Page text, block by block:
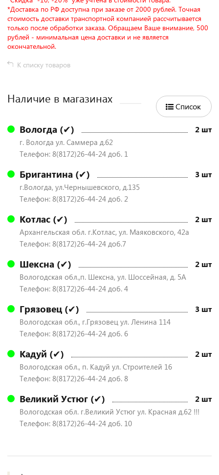
*Доставка по РФ доступна при заказе от 2000 рублей. Точная
стоимость доставки транспортной компанией рассчитывается
только после обработки заказа. Обращаем Ваше внимание, 500
рублей - минимальная цена доставки и не является
окончательной.
К списку товаров
Наличие в магазинах
Список
Вологда (✔) 2 шт
г. Вологда ул. Саммера д.62
Телефон: 8(8172)26-44-24 доб. 1
Бригантина (✔) 3 шт
г.Вологда, ул.Чернышевского, д.135
Телефон: 8(8172)26-44-24 доб. 2
Котлас (✔) 2 шт
Архангельская обл. г.Котлас, ул. Маяковского, 42а
Телефон: 8(8172)26-44-24 доб.7
Шексна (✔) 2 шт
Вологодская обл.,п. Шексна, ул. Шоссейная, д. 5А
Телефон: 8(8172)26-44-24 доб. 4
Грязовец (✔) 3 шт
Вологодская обл., г.Грязовец ул. Ленина 114
Телефон: 8(8172)26-44-24 доб. 6
Кадуй (✔) 2 шт
Вологодская обл., п. Кадуй ул. Строителей 16
Телефон: 8(8172)26-44-24 доб. 8
Великий Устюг (✔) 2 шт
Вологодская обл. г.Великий Устюг ул. Красная д.62 !!!
Телефон: 8(8172)26-44-24 доб. 10